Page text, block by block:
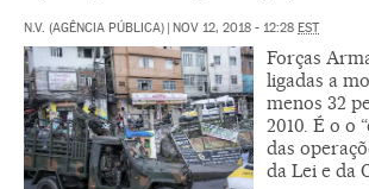
N.V. (AGÊNCIA PÚBLICA) NOV 12, 2018 - 12:28 EST
Forças
ligadas a
menos 32
2010. É o o
das
da Lei e da